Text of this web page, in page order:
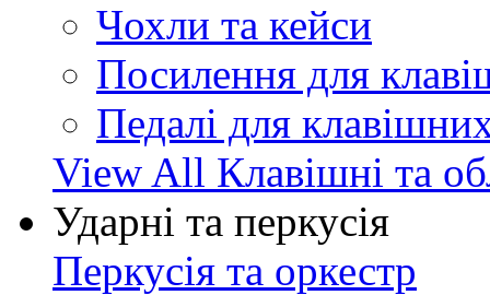
Чохли та кейси
Посилення для
Педалі для
View All Клавішні та
Ударні та перкусія
Перкусія та оркестр